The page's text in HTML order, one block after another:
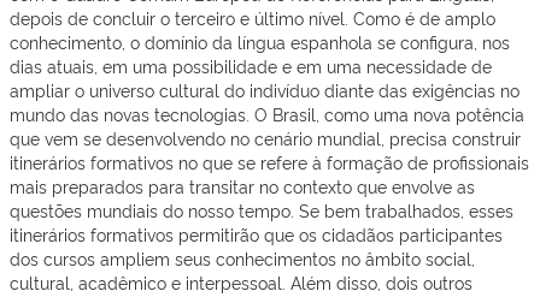
depois de concluir o terceiro e último nível. Como é de amplo
conhecimento, o domínio da língua espanhola se configura, nos
dias atuais, em uma possibilidade e em uma necessidade de
ampliar o universo cultural do indivíduo diante das exigências no
mundo das novas tecnologias. O Brasil, como uma nova potência
que vem se desenvolvendo no cenário mundial, precisa construir
itinerários formativos no que se refere à formação de profissionais
mais preparados para transitar no contexto que envolve as
questões mundiais do nosso tempo. Se bem trabalhados, esses
itinerários formativos permitirão que os cidadãos participantes
dos cursos ampliem seus conhecimentos no âmbito social,
cultural, acadêmico e interpessoal. Além disso, dois outros